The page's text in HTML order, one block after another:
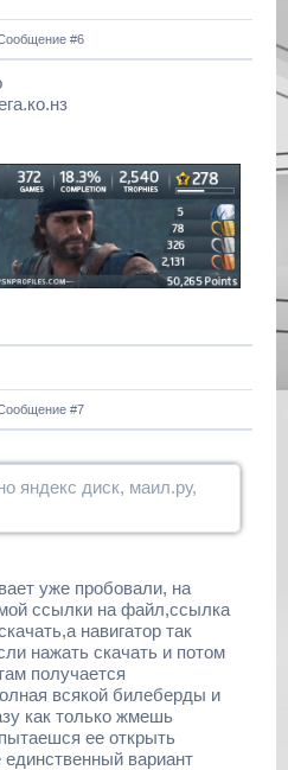
#6
#7
яндекс диск, маил.ру,
уже пробовали, на
ссылки на файл,ссылка
навигатор так
нажать скачать и потом
получается
всякой билеберды и
как только жмешь
ее открыть
единственный вариант